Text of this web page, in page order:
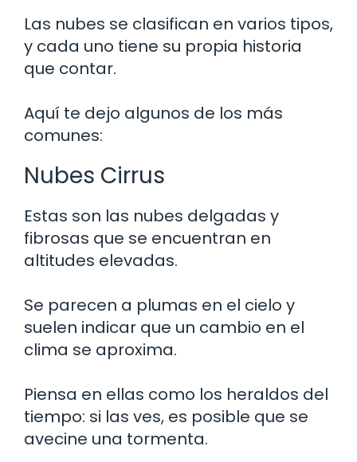
Las nubes se clasifican en varios tipos,
y cada uno tiene su propia historia
que contar.
Aquí te dejo algunos de los más
comunes:
Nubes Cirrus
Estas son las nubes delgadas y
fibrosas que se encuentran en
altitudes elevadas.
Se parecen a plumas en el cielo y
suelen indicar que un cambio en el
clima se aproxima.
Piensa en ellas como los heraldos del
tiempo: si las ves, es posible que se
avecine una tormenta.